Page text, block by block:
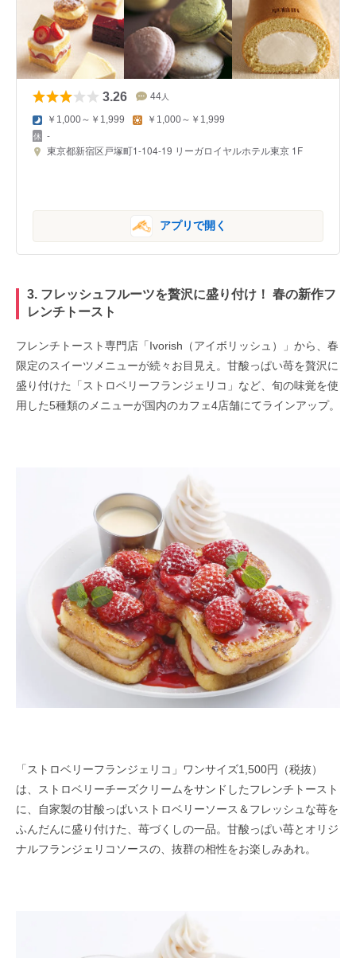
3.26 44 人
￥1,000～￥1,999 ￥1,000～￥1,999
-
東京都新宿区戸塚町1-104-19 リーガロイヤルホテル東京 1F
アプリで開く
3. フレッシュフルーツを贅沢に盛り付け！ 春の新作フ
レンチトースト
フレンチトースト専門店「Ivorish（アイボリッシュ）」から、春
限定のスイーツメニューが続々お目見え。甘酸っぱい苺を贅沢に
盛り付けた「ストロベリーフランジェリコ」など、旬の味覚を使
用した5種類のメニューが国内のカフェ4店舗にてラインアップ。
「ストロベリーフランジェリコ」ワンサイズ1,500円（税抜）
は、ストロベリーチーズクリームをサンドしたフレンチトースト
に、自家製の甘酸っぱいストロベリーソース＆フレッシュな苺を
ふんだんに盛り付けた、苺づくしの一品。甘酸っぱい苺とオリジ
ナルフランジェリコソースの、抜群の相性をお楽しみあれ。